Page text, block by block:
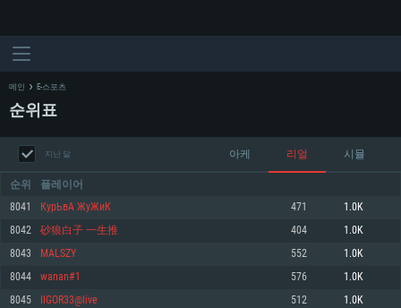
메인 E-스포츠
순위표
지난 달 아케 리얼 시뮬
순위 플레이어
8041 КурЬвА ЖуЖиК 471 1.0K
8042 砂狼白子 一生推 404 1.0K
8043 MALSZY 552 1.0K
8044 wanan#1 576 1.0K
8045 IIGOR33@live 512 1.0K